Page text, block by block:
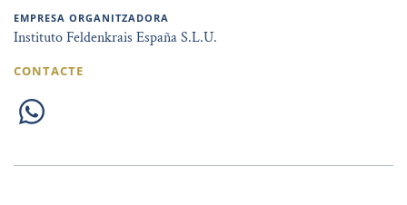
EMPRESA ORGANITZADORA
Instituto Feldenkrais España S.L.U.
CONTACTE